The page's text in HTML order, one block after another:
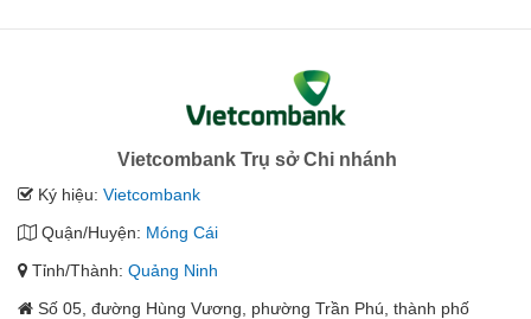
Vietcombank Trụ sở Chi nhánh
Ký hiệu: Vietcombank
Quận/Huyện: Móng Cái
Tỉnh/Thành: Quảng Ninh
Số 05, đường Hùng Vương, phường Trần Phú, thành phố